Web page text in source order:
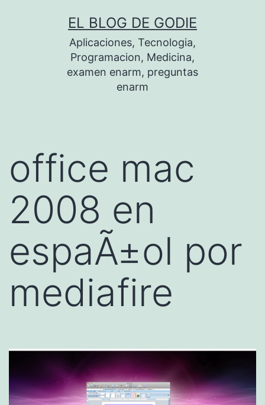
EL BLOG DE GODIE
Aplicaciones, Tecnologia,
Programacion, Medicina,
examen enarm, preguntas
enarm
office mac
2008 en
espaÃ±ol por
mediafire